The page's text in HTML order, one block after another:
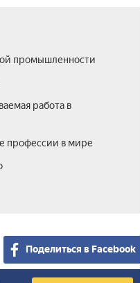
промышленности
работа в
профессии в мире
Поделиться в Facebook